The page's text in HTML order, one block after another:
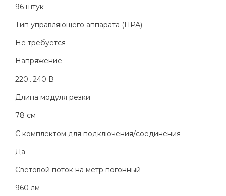
96 штук
Тип управляющего аппарата (ПРА)
Не требуется
Напряжение
220...240 В
Длина модуля резки
78 см
С комплектом для подключения/соединения
Да
Световой поток на метр погонный
960 лм